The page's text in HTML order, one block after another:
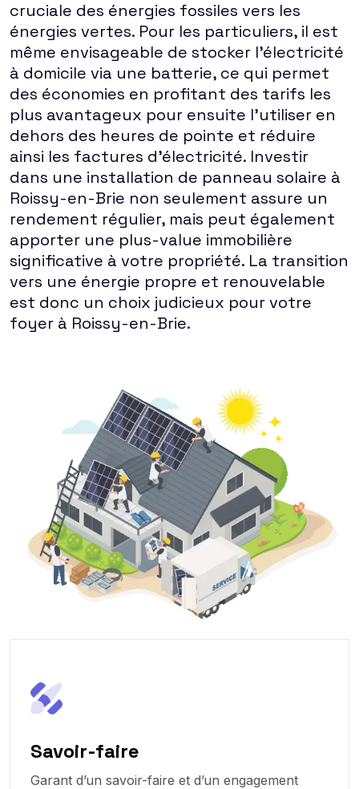
cruciale des énergies fossiles vers les
énergies vertes. Pour les particuliers, il est
même envisageable de stocker l'électricité
à domicile via une batterie, ce qui permet
des économies en profitant des tarifs les
plus avantageux pour ensuite l'utiliser en
dehors des heures de pointe et réduire
ainsi les factures d'électricité. Investir
dans une installation de panneau solaire à
Roissy-en-Brie non seulement assure un
rendement régulier, mais peut également
apporter une plus-value immobilière
significative à votre propriété. La transition
vers une énergie propre et renouvelable
est donc un choix judicieux pour votre
foyer à Roissy-en-Brie.
Savoir-faire
Garant d’un savoir-faire et d’un engagement